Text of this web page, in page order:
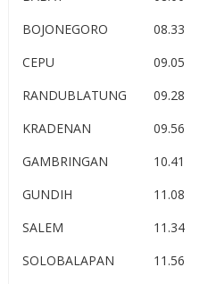
BOJONEGORO
08.33
CEPU
09.05
RANDUBLATUNG
09.28
KRADENAN
09.56
GAMBRINGAN
10.41
GUNDIH
11.08
SALEM
11.34
SOLOBALAPAN
11.56